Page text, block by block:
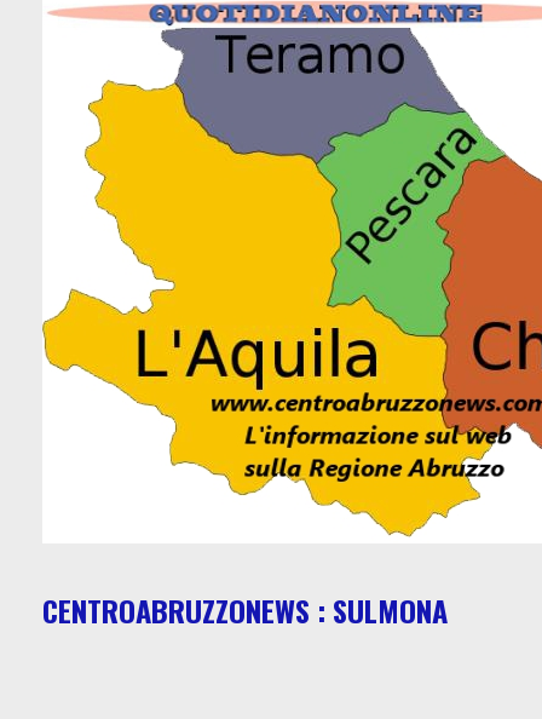
CENTROABRUZZONEWS : SULMONA